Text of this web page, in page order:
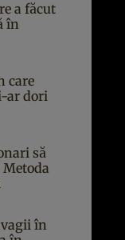
a făcut
în
care
ar dori
să
în